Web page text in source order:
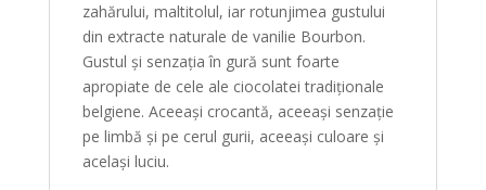
zahărului, maltitolul, iar rotunjimea gustului
din extracte naturale de vanilie Bourbon.
Gustul și senzația în gură sunt foarte
apropiate de cele ale ciocolatei tradiționale
belgiene. Aceeași crocantă, aceeași senzație
pe limbă și pe cerul gurii, aceeași culoare și
același luciu.